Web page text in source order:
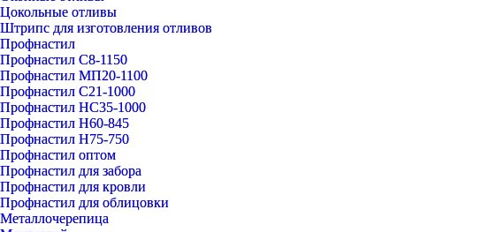
Цокольные отливы
Штрипс для изготовления отливов
Профнастил
Профнастил С8-1150
Профнастил МП20-1100
Профнастил С21-1000
Профнастил НС35-1000
Профнастил Н60-845
Профнастил Н75-750
Профнастил оптом
Профнастил для забора
Профнастил для кровли
Профнастил для облицовки
Металлочерепица